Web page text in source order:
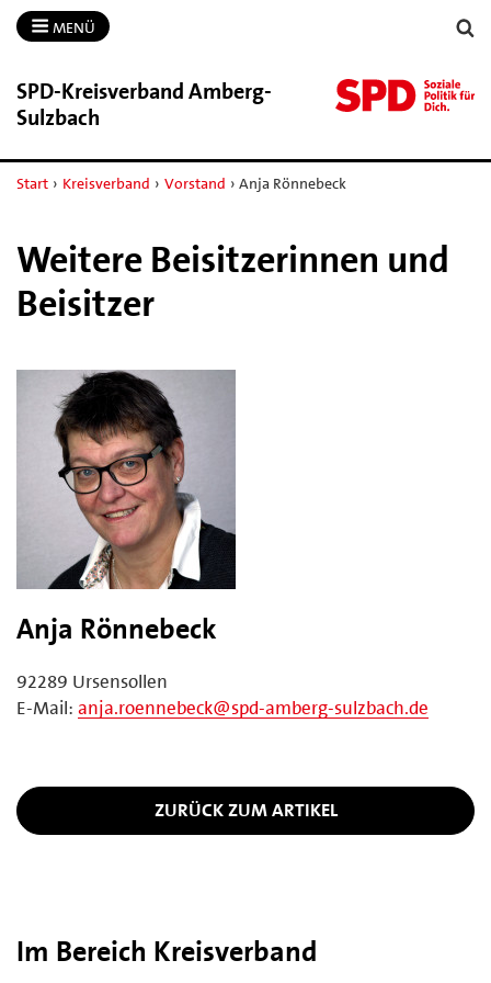
MENÜ
SPD-​Kreisverband Amberg-​
Sulzbach
Start › Kreisverband › Vorstand › Anja Rönnebeck
Weitere Beisitzerinnen und
Beisitzer
Anja Rönnebeck
92289 Ursensollen
E-Mail: anja.roennebeck@spd-amberg-sulzbach.de
ZURÜCK ZUM ARTIKEL
Im Bereich Kreisverband